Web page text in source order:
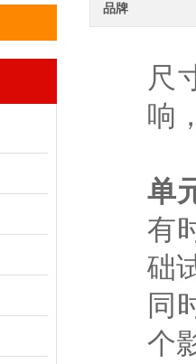
品牌
尺
响
单
有
础
同
个